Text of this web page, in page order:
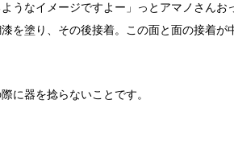
うなイメージですよー」っとアマノさんお
を塗り、その後接着。
この面と面の接着が
に器を捻らないことです。